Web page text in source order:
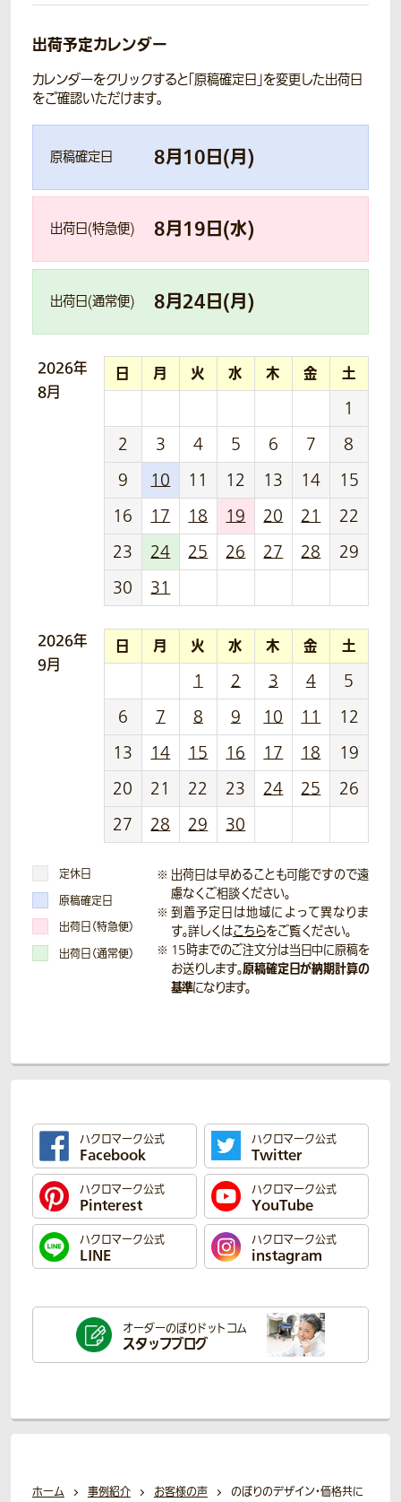
出荷予定カレンダー
カレンダーをクリックすると「原稿確定日」を変更した出荷日
をご確認いただけます。
原稿確定日 8月10日(月)
出荷日(特急便) 8月19日(水)
出荷日(通常便) 8月24日(月)
2026年
8月
日 月 火 水 木 金 土
1
2
3 4 5 6 7
8
9
10 11 12 13 14
15
16
17 18 19 20 21
22
23
24 25 26 27 28
29
30
31
2026年
9月
日 月 火 水 木 金 土
1 2 3 4
5
6
7 8 9 10 11
12
13
14 15 16 17 18
19
20
21 22 23 24 25
26
27
28 29 30
定休日
原稿確定日
出荷日（特急便）
出荷日（通常便）
出荷日は早めることも可能ですので遠
慮なくご相談ください。
到着予定日は地域によって異なりま
す。詳しくはこちらをご覧ください。
15時までのご注文分は当日中に原稿を
お送りします。原稿確定日が納期計算の
基準になります。
ハクロマーク公式
Facebook
ハクロマーク公式
Twitter
ハクロマーク公式
Pinterest
ハクロマーク公式
YouTube
ハクロマーク公式
LINE
ハクロマーク公式
instagram
オーダーのぼりドットコム
スタッフブログ
ホーム 事例紹介 お客様の声
のぼりのデザイン・価格共に